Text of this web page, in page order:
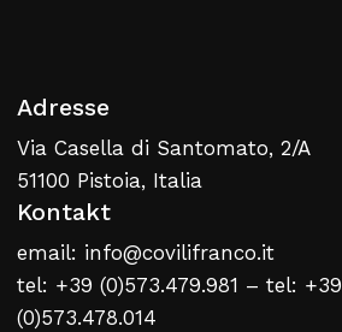
Adresse
Via Casella di Santomato, 2/A
51100 Pistoia, Italia
Kontakt
email: info@covilifranco.it
tel: +39 (0)573.479.981 – tel: +39
(0)573.478.014